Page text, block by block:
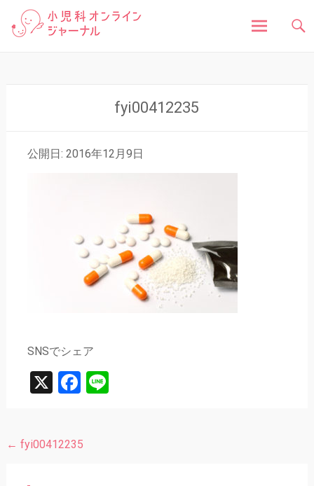
小児科オンラインジャ
状や原因、対処法はもちろん、予防接種や健診、子
どもの成長に関する豆知識まで、小児科医が分かり
fyi00412235
公開日: 2016年12月9日
SNSでシェア
X Facebook
Line
投
← fyi00412235